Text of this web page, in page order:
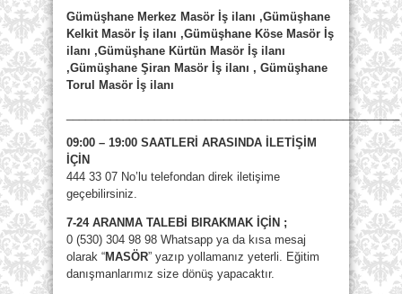
Gümüşhane Merkez Masör İş ilanı ,Gümüşhane
Kelkit Masör İş ilanı ,Gümüşhane Köse Masör İş
ilanı ,Gümüşhane Kürtün Masör İş ilanı
,Gümüşhane Şiran Masör İş ilanı , Gümüşhane
Torul Masör İş ilanı
_____________________________________________________
09:00 – 19:00 SAATLERİ ARASINDA İLETİŞİM
İÇİN
444 33 07 No’lu telefondan direk iletişime
geçebilirsiniz.
7-24 ARANMA TALEBİ BIRAKMAK İÇİN ;
0 (530) 304 98 98 Whatsapp ya da kısa mesaj
olarak “MASÖR” yazıp yollamanız yeterli. Eğitim
danışmanlarımız size dönüş yapacaktır.